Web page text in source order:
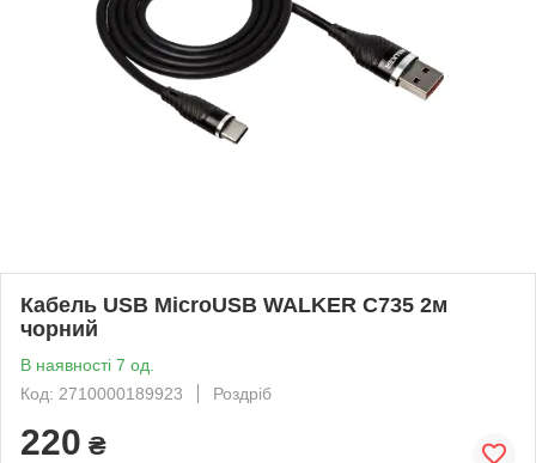
Кабель USB MicroUSB WALKER C735 2м
чорний
В наявності 7 од.
Код: 2710000189923
Роздріб
220 ₴